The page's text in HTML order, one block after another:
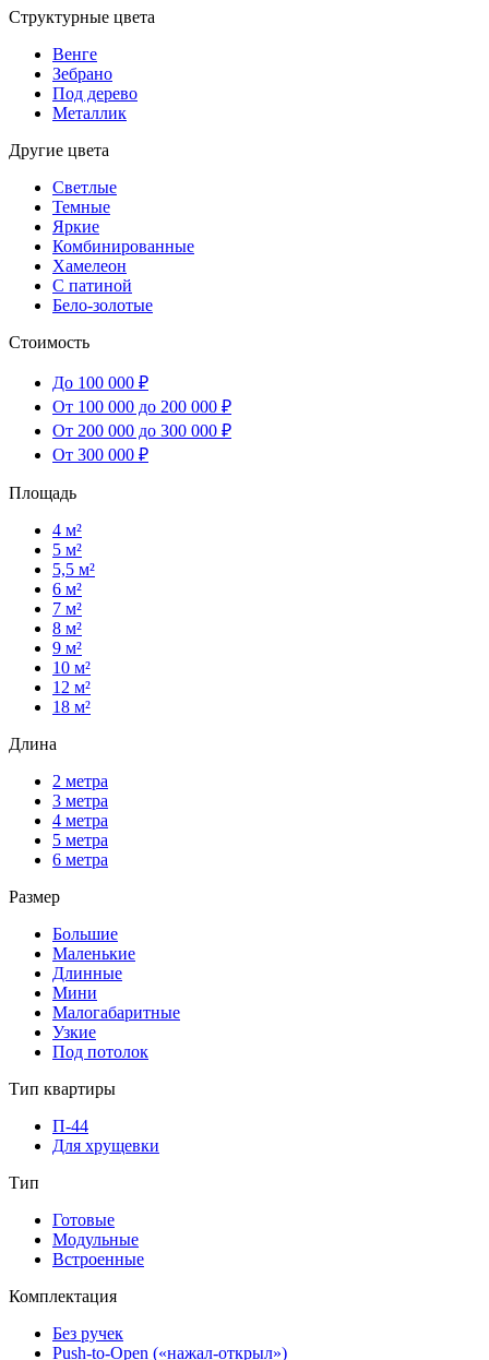
Структурные цвета
Венге
Зебрано
Под дерево
Металлик
Другие цвета
Светлые
Темные
Яркие
Комбинированные
Хамелеон
С патиной
Бело-золотые
Стоимость
До 100 000 ₽
От 100 000 до 200 000 ₽
От 200 000 до 300 000 ₽
От 300 000 ₽
Площадь
4 м²
5 м²
5,5 м²
6 м²
7 м²
8 м²
9 м²
10 м²
12 м²
18 м²
Длина
2 метра
3 метра
4 метра
5 метра
6 метра
Размер
Большие
Маленькие
Длинные
Мини
Малогабаритные
Узкие
Под потолок
Тип квартиры
П-44
Для хрущевки
Тип
Готовые
Модульные
Встроенные
Комплектация
Без ручек
Push-to-Open («нажал-открыл»)